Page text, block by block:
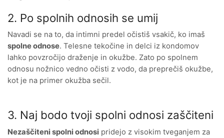
2. Po spolnih odnosih se umij
Navadi se na to, da intimni predel očistiš vsakič, ko imaš
spolne odnose. Telesne tekočine in delci iz kondomov
lahko povzročijo draženje in okužbe. Zato po spolnem
odnosu nožnico vedno očisti z vodo, da preprečiš okužbe,
kot je na primer okužba sečil.
3. Naj bodo tvoji spolni odnosi zaščiteni
Nezaščiteni spolni odnosi pridejo z visokim tveganjem za